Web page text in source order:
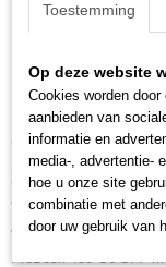
Windows 11 (of
3 maanden
Prijs: €129,-
3e keuze – HP
– €199,-
Voor wie wat meer
ProDesk 400 G6 SFF
Toestemming
Op deze website
Cookies worden
aanbieden van
informatie en
media-, advertentie-
hoe u onze site
combinatie met
door uw gebruik van